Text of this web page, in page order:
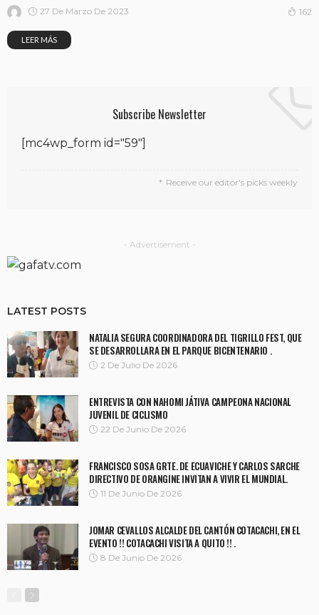
27 De Marzo De 2023 162
LEER MÁS
Subscribe Newsletter
[mc4wp_form id="59"]
Receive our editor's picks weekly
- Advertisement -
LATEST POSTS
NATALIA SEGURA COORDINADORA DEL TIGRILLO FEST, QUE
SE DESARROLLARA EN EL PARQUE BICENTENARIO .
2 De Julio De 2026
ENTREVISTA CON NAHOMI JÁTIVA CAMPEONA NACIONAL
JUVENIL DE CICLISMO
22 De Junio De 2026
FRANCISCO SOSA GRTE. DE ECUAVICHE Y CARLOS SARCHE
DIRECTIVO DE ORANGINE INVITAN A VIVIR EL MUNDIAL.
11 De Junio De 2026
JOMAR CEVALLOS ALCALDE DEL CANTÓN COTACACHI, EN EL
EVENTO !! COTACACHI VISITA A QUITO !! .
8 De Junio De 2026